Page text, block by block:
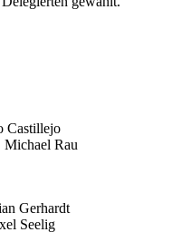
Castillejo
Michael Rau
Gerhardt
Seelig